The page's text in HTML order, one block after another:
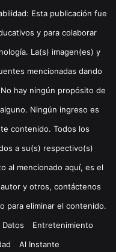
Esta publicación fue
y para colaborar
La(s) imagen(es) y
mencionadas dando
hay ningún propósito de
Ningún ingreso es
contenido. Todos los
a su(s) respectivo(s)
al mencionado aquí, es el
y otros, contáctenos
para eliminar el contenido.
Datos
Entretenimiento
Al Instante